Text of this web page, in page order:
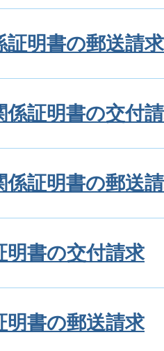
証明書の郵送請求
係証明書の交付
係証明書の郵送
明書の交付請求
明書の郵送請求